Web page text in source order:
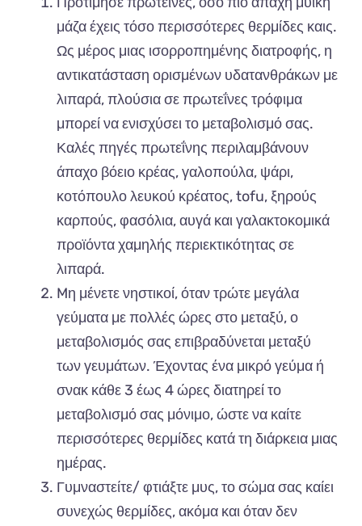
μάζα έχεις τόσο περισσότερες θερμίδες καις.
Ως μέρος μιας ισορροπημένης διατροφής, η
αντικατάσταση ορισμένων υδατανθράκων με
λιπαρά, πλούσια σε πρωτεΐνες τρόφιμα
μπορεί να ενισχύσει το μεταβολισμό σας.
Καλές πηγές πρωτεΐνης περιλαμβάνουν
άπαχο βόειο κρέας, γαλοπούλα, ψάρι,
κοτόπουλο λευκού κρέατος, tofu, ξηρούς
καρπούς, φασόλια, αυγά και γαλακτοκομικά
προϊόντα χαμηλής περιεκτικότητας σε
λιπαρά.
Mη μένετε νηστικοί, όταν τρώτε μεγάλα
γεύματα με πολλές ώρες στο μεταξύ, ο
μεταβολισμός σας επιβραδύνεται μεταξύ
των γευμάτων. Έχοντας ένα μικρό γεύμα ή
σνακ κάθε 3 έως 4 ώρες διατηρεί το
μεταβολισμό σας μόνιμο, ώστε να καίτε
περισσότερες θερμίδες κατά τη διάρκεια μιας
ημέρας.
Γυμναστείτε/ φτιάξτε μυς, το σώμα σας καίει
συνεχώς θερμίδες, ακόμα και όταν δεν